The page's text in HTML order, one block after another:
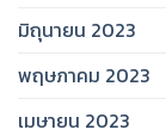
มิถุนายน 2023
พฤษภาคม 2023
เมษายน 2023